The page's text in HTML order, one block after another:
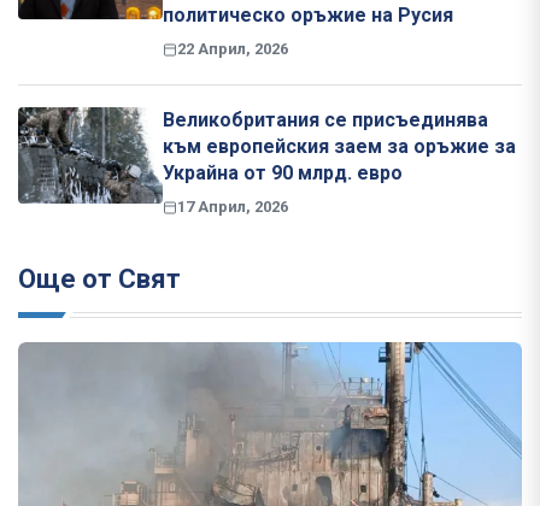
политическо оръжие на Русия
22 Април, 2026
Великобритания се присъединява
към европейския заем за оръжие за
Украйна от 90 млрд. евро
17 Април, 2026
Още от Свят